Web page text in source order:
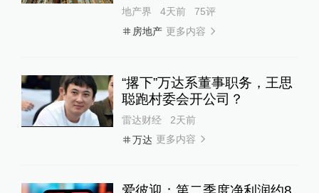
地产界 4天前 75评
房地产 更多内容
“撂下”万达系董事职务，王思
聪跑村委会开公司？
雷达财经
2天前
万达 更多内容